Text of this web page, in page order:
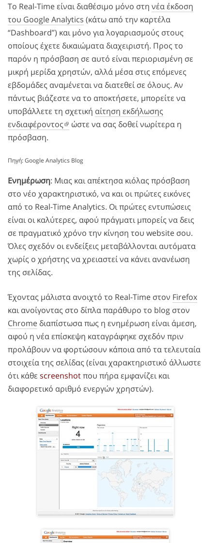
Το Real-Time είναι διαθέσιμο μόνο στη νέα έκδοση
του Google Analytics (κάτω από την καρτέλα
“Dashboard”) και μόνο για λογαριασμούς στους
οποίους έχετε δικαιώματα διαχειριστή. Προς το
παρόν η πρόσβαση σε αυτό είναι περιορισμένη σε
μικρή μερίδα χρηστών, αλλά μέσα στις επόμενες
εβδομάδες αναμένεται να διατεθεί σε όλους. Αν
πάντως βιάζεστε να το αποκτήσετε, μπορείτε να
υποβάλλετε τη σχετική αίτηση εκδήλωσης
ενδιαφέροντος
ώστε να σας δοθεί νωρίτερα η
πρόσβαση.
Πηγή:Google Analytics Blog
Ενημέρωση: Μιας και απέκτησα κιόλας πρόσβαση
στο νέο χαρακτηριστικό, να και οι πρώτες εικόνες
από το Real-Time Analytics. Οι πρώτες εντυπώσεις
είναι οι καλύτερες, αφού πράγματι μπορείς να δεις
σε πραγματικό χρόνο την κίνηση του website σου.
Όλες σχεδόν οι ενδείξεις μεταβάλλονται αυτόματα
χωρίς ο χρήστης να χρειαστεί να κάνει ανανέωση
της σελίδας.
Έχοντας μάλιστα ανοιχτό το Real-Time στον Firefox
και ανοίγοντας στο δίπλα παράθυρο το blog στον
Chrome διαπίστωσα πως η ενημέρωση είναι άμεση,
αφού η νέα επίσκεψη καταγράφηκε σχεδόν πριν
προλάβουν να φορτώσουν κάποια από τα τελευταία
στοιχεία της σελίδας (είναι χαρακτηριστικό άλλωστε
ότι κάθε screenshotπου πήρα εμφανίζει και
διαφορετικό αριθμό ενεργών χρηστών).